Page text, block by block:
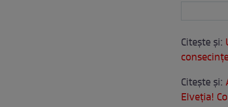
Citeşte şi:
Citeşte şi:
Elveţia!